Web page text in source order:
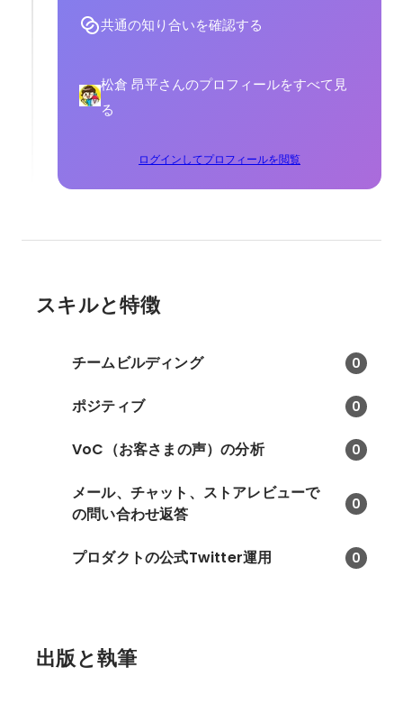
共通の知り合いを確認する
松倉 昂平さんのプロフィールをすべて見
る
ログインしてプロフィールを閲覧
スキルと特徴
チームビルディング 0
ポジティブ 0
VoC（お客さまの声）の分析 0
メール、チャット、ストアレビューで
の問い合わせ返答
0
プロダクトの公式Twitter運用 0
出版と執筆